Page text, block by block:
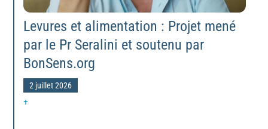
Levures et alimentation : Projet mené
par le Pr Seralini et soutenu par
BonSens.org
2 juillet 2026
+